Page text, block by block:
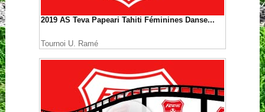
2019 AS Teva Papeari Tahiti Féminines Danse...
Tournoi U. Ramé